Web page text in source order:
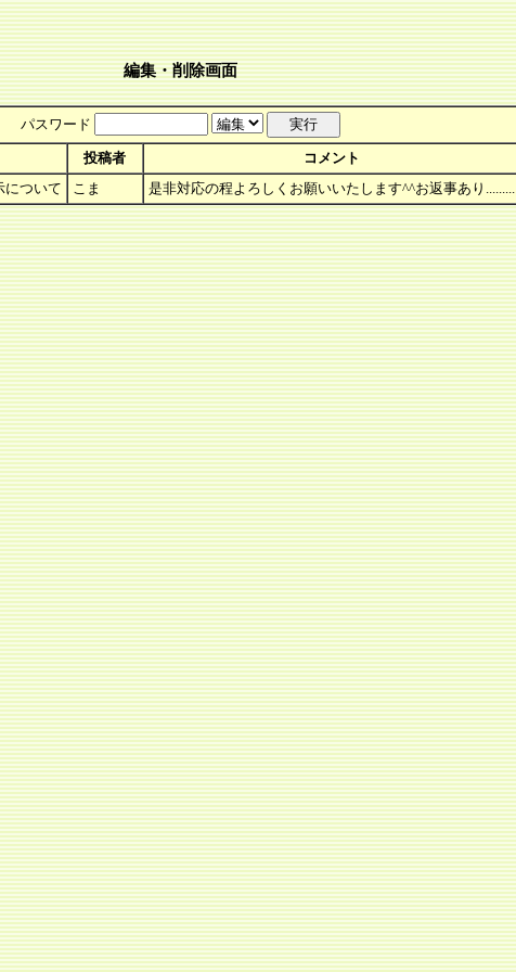
編集・削除画面
パスワード
投稿者 コメント
について こま 是非対応の程よろしくお願いいたします^^お返事あり.........